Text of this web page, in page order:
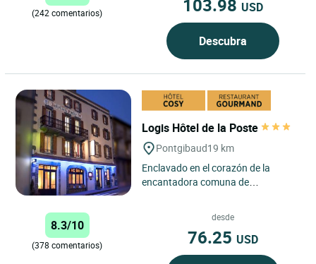
(242 comentarios) 103.98 USD
Descubra
Logis Hôtel de la Poste
Pontgibaud19 km
Enclavado en el corazón de la
encantadora comuna de
8.3/10
(378 comentarios)
desde
76.25 USD